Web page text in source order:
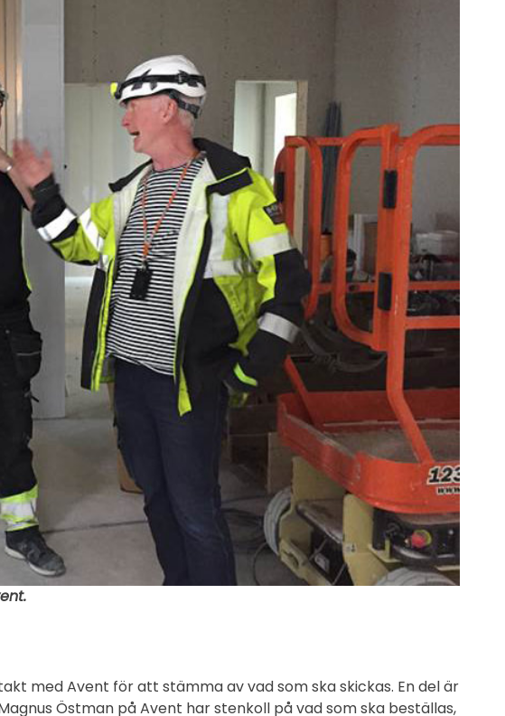
med Avent för att stämma av vad som ska skickas. En del är
Östman på Avent har stenkoll på vad som ska beställas,